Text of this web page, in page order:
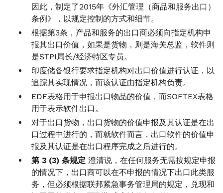
因此，制定了2015年《外汇管理（商品和服务出口）
条例》，以规定控制的方式和细节。
根据第3条，产品和服务的出口商必须向指定机构申
报其出口价值，如果是货物，则是海关总监，软件则
是STPI局长/经济特区专员。
印度储备银行要求指定机构对出口价值进行认证，以
追踪其实现情况，而该认证由指定机构负责。
EDF表格用于申报出口物品的价值，而SOFTEX表格
用于表示软件出口。
对于出口货物，出口货物的价值申报及其认证是在出
口过程中进行的，而就软件而言，出口软件的价值申
报及其认证是在出口程序完成之后进行的。
第 3 (3) 条规定 澄清说，在任何服务无需按规定申报
的情况下，出口商可以在不申报的情况下出口此类服
务，但必须根据联邦紧急事务管理局的规定，兑现和